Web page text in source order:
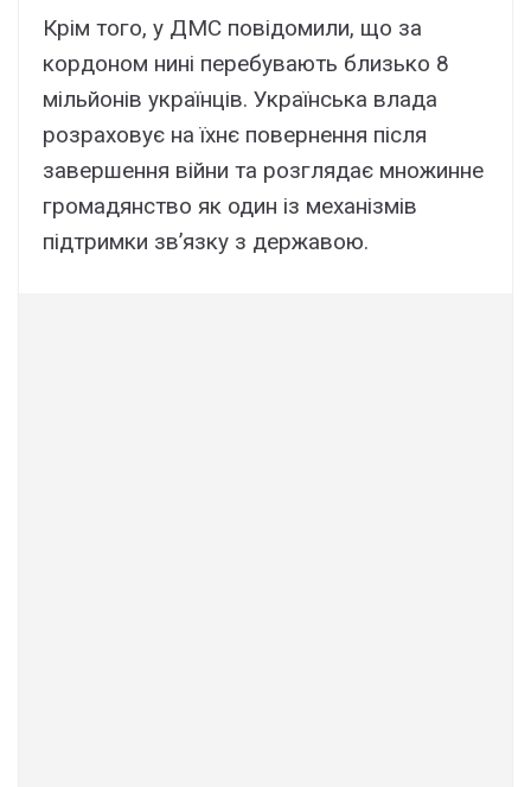
Крім того, у ДМС повідомили, що за
кордоном нині перебувають близько 8
мільйонів українців. Українська влада
розраховує на їхнє повернення після
завершення війни та розглядає множинне
громадянство як один із механізмів
підтримки зв’язку з державою.